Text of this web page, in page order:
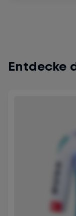
Entdecke